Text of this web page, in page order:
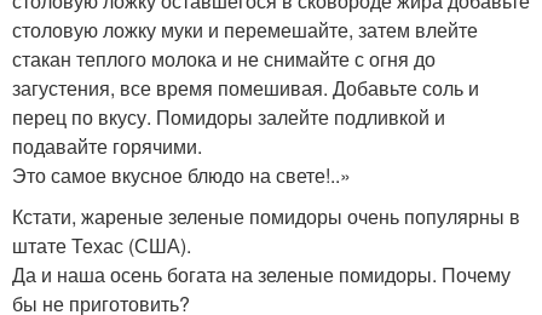
столовую ложку муки и перемешайте, затем влейте
стакан теплого молока и не снимайте с огня до
загустения, все время помешивая. Добавьте соль и
перец по вкусу. Помидоры залейте подливкой и
подавайте горячими.
Это самое вкусное блюдо на свете!..»
Кстати, жареные зеленые помидоры очень популярны в
штате Техас (США).
Да и наша осень богата на зеленые помидоры. Почему
бы не приготовить?